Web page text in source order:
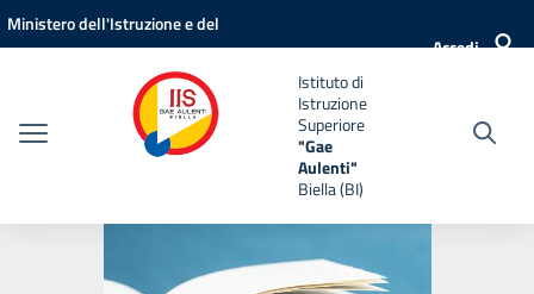
Vai ai contenuti
Vai al menu di navigazione
Vai al footer
Ministero dell'Istruzione e del
Accedi
Istituto di
Istruzione
Superiore
"Gae
Aulenti"
Biella (BI)